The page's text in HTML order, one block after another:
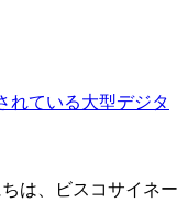
れている大型デジタ
は、ビスコサイネー